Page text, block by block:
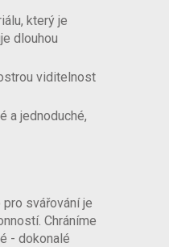
který je
dlouhou
viditelnost
a jednoduché,
svářování je
Chráníme
- dokonalé